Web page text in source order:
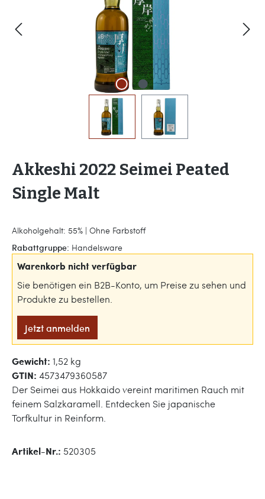
Akkeshi 2022 Seimei Peated
Single Malt
Alkoholgehalt: 55% | Ohne Farbstoff
Rabattgruppe: Handelsware
Warenkorb nicht verfügbar
Sie benötigen ein B2B-Konto, um Preise zu sehen und
Produkte zu bestellen.
Jetzt anmelden
Gewicht: 1,52 kg
GTIN: 4573479360587
Der Seimei aus Hokkaido vereint maritimen Rauch mit
feinem Salzkaramell. Entdecken Sie japanische
Torfkultur in Reinform.
Artikel-Nr.: 520305